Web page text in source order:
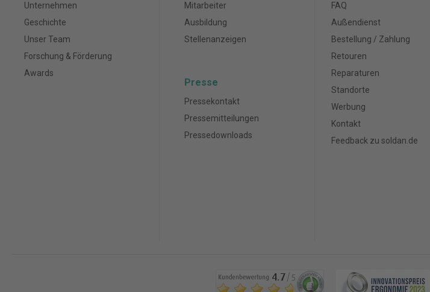
Unternehmen
Geschichte
Unser Team
Forschung & Förderung
Awards
Mitarbeiter
Ausbildung
Stellenanzeigen
Presse
Pressekontakt
Pressemitteilungen
Pressedownloads
FAQ
Außendienst
Bestellung / Zahlung
Retouren
Reparaturen
Standorte
Werbung
Kontakt
Feedback zu soldan.de